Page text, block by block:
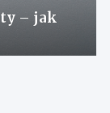
– jak